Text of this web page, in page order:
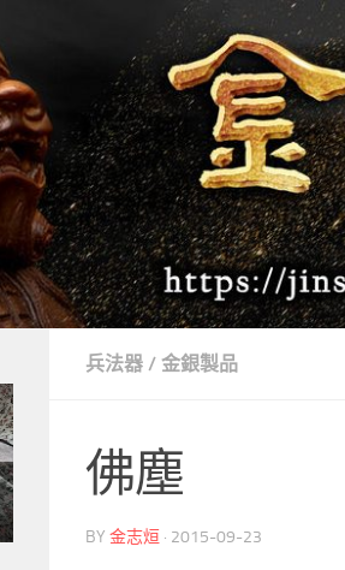
兵法器 / 金銀製品
佛塵
BY 金志烜 · 2015-09-23